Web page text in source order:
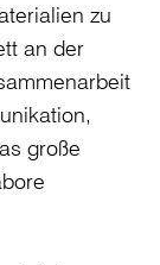
zu
an der
große